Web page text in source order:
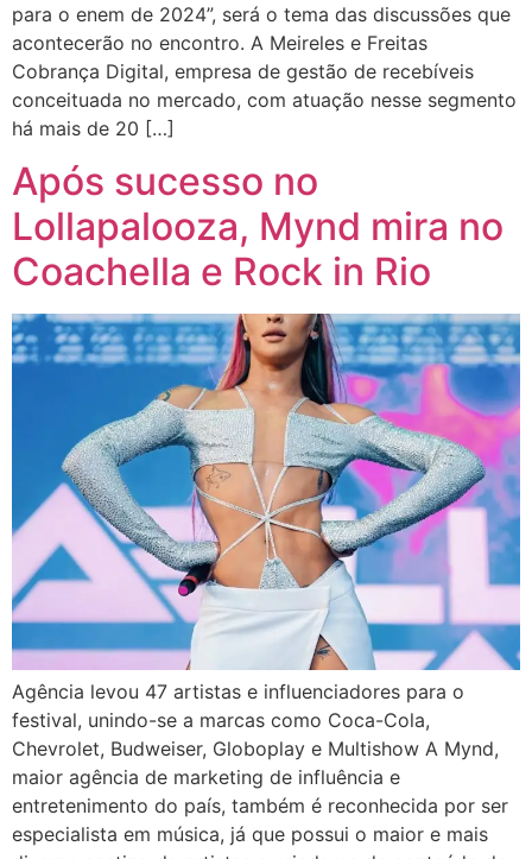
para o enem de 2024”, será o tema das discussões que
acontecerão no encontro. A Meireles e Freitas
Cobrança Digital, empresa de gestão de recebíveis
conceituada no mercado, com atuação nesse segmento
há mais de 20 […]
Após sucesso no
Lollapalooza, Mynd mira no
Coachella e Rock in Rio
Agência levou 47 artistas e influenciadores para o
festival, unindo-se a marcas como Coca-Cola,
Chevrolet, Budweiser, Globoplay e Multishow A Mynd,
maior agência de marketing de influência e
entretenimento do país, também é reconhecida por ser
especialista em música, já que possui o maior e mais